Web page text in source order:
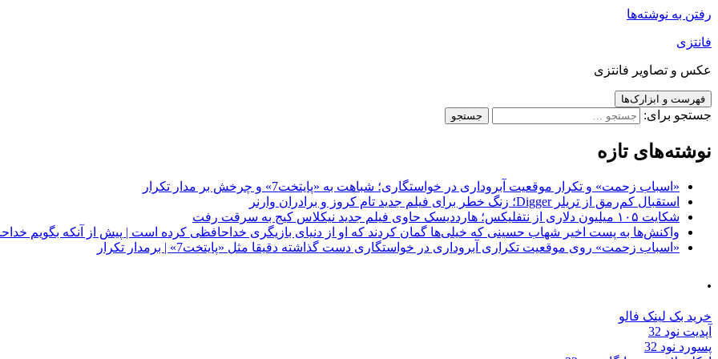
رفتن به نوشته‌ها
فانتزی
عکس و تصاویر فانتزی
فهرست و ابزارک‌ها
جستجو برای:
نوشته‌های تازه
«اسباب زحمت» و تکرار موقعیت آبروداری در خواستگاری؛ شباهت به «پایتخت7» و چرخش بر مدار تکرار
استقبال کم‌رمق از تریلر Digger؛ زنگ خطر برای فیلم جدید تام کروز و برادران وارنر
شکایت ۱۰۵ میلیون دلاری از نتفلیکس؛ هارددیسک حاوی فیلم جدید نیکلاس کیج به سرقت رفت
واکنش‌ها به پست اخیر شهاب حسینی که خیلی‌ها گمان کردند که او از دنیای بازیگری خداحافظی کرده است | پیش از آنکه بگویم
«اسباب زحمت» روی موقعیت تکراری آبروداری در خواستگاری دست گذاشته دقیقا مثل «پایتخت7» | برمدار تکرار
.
خرید بک لینک فالو
آپدیت نود 32
پسورد نود 32